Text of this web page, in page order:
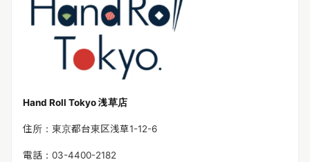
Hand Roll Tokyo 浅草店
住所：東京都台東区浅草1-12-6
電話：03-4400-2182